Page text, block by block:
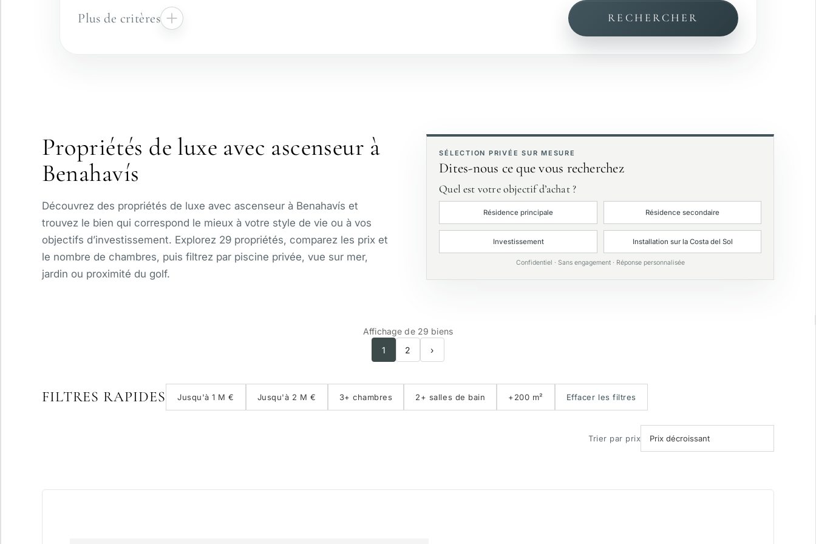
Avec ascenseur Première ligne de golf Exclusivités
Plus de critères RECHERCHER
Propriétés de luxe avec ascenseur à
Benahavís
Découvrez des propriétés de luxe avec ascenseur à Benahavís et
trouvez le bien qui correspond le mieux à votre style de vie ou à vos
objectifs d’investissement. Explorez 29 propriétés, comparez les prix et
le nombre de chambres, puis filtrez par piscine privée, vue sur mer,
jardin ou proximité du golf.
SÉLECTION PRIVÉE SUR MESURE
Dites-nous ce que vous recherchez
Quel est votre objectif d’achat ?
Résidence principale Résidence secondaire
Investissement Installation sur la Costa del Sol
Confidentiel · Sans engagement · Réponse personnalisée
Affichage de 29 biens
1
2 ›
FILTRES RAPIDES Jusqu'à 1 M € Jusqu'à 2 M € 3+ chambres 2+ salles de bain +200 m² Effacer les filtres
Trier par prix